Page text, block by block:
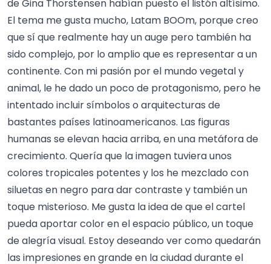
de Gina Thorstensen habían puesto el listón altísimo.
El tema me gusta mucho, Latam BOOm, porque creo
que sí que realmente hay un auge pero también ha
sido complejo, por lo amplio que es representar a un
continente. Con mi pasión por el mundo vegetal y
animal, le he dado un poco de protagonismo, pero he
intentado incluir símbolos o arquitecturas de
bastantes países latinoamericanos. Las figuras
humanas se elevan hacia arriba, en una metáfora de
crecimiento. Quería que la imagen tuviera unos
colores tropicales potentes y los he mezclado con
siluetas en negro para dar contraste y también un
toque misterioso. Me gusta la idea de que el cartel
pueda aportar color en el espacio público, un toque
de alegría visual. Estoy deseando ver como quedarán
las impresiones en grande en la ciudad durante el